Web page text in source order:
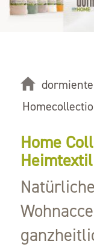
dormiente
Home